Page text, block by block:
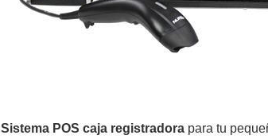
Sistema POS caja registradora para tu